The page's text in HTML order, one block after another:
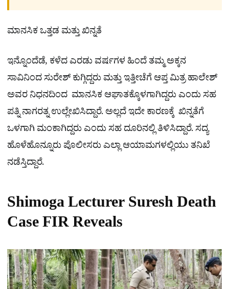
ಮಾನಸಿಕ ಒತ್ತಡ ಮತ್ತು ಖಿನ್ನತೆ
ಇನ್ನೊಂದೆಡೆ, ಕಳೆದ ಎರಡು ವರ್ಷಗಳ ಹಿಂದೆ ತಮ್ಮ ಅಕ್ಕನ
ಸಾವಿನಿಂದ ಸುರೇಶ್​ ಕುಗ್ಗಿದ್ದರು ಮತ್ತು ಇತ್ತೀಚೆಗೆ ಆಪ್ತ ಮಿತ್ರ ಹಾಲೇಶ್
ಅವರ ನಿಧನದಿಂದ ಮಾನಸಿಕ ಆಘಾತಕ್ಕೊಳಗಾಗಿದ್ದರು ಎಂದು ಸಹ
ಪತ್ನಿ ನಾಗರತ್ನ ಉಲ್ಲೇಖಿಸಿದ್ದಾರೆ. ಅಲ್ಲದೆ ಇದೇ ಕಾರಣಕ್ಕೆ ಖಿನ್ನತೆಗೆ
ಒಳಗಾಗಿ ಮಂಕಾಗಿದ್ದರು ಎಂದು ಸಹ ದೂರಿನಲ್ಲಿ ತಿಳಿಸಿದ್ದಾರೆ. ಸದ್ಯ
ಹೊಳೆಹೊನ್ನೂರು ಪೊಲೀಸರು ಎಲ್ಲಾ ಆಯಾಮಗಳಲ್ಲಿಯು ತನಿಖೆ
ನಡೆಸ್ತಿದ್ದಾರೆ.
Shimoga Lecturer Suresh Death
Case FIR Reveals